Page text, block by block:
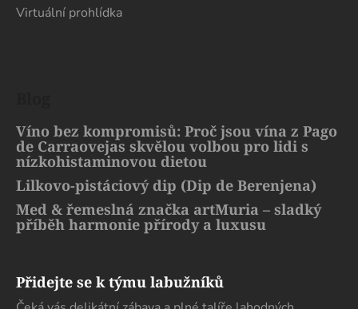
Virtuální prohlídka
Víno bez kompromisů: Proč jsou vína z Pago
de Carraovejas skvělou volbou pro lidi s
nízkohistaminovou dietou
Lilkovo-pistáciový dip (Dip de Berenjena)
Med & řemeslná značka artMuria – sladký
příběh harmonie přírody a luxusu
Přidejte se k týmu labužníků